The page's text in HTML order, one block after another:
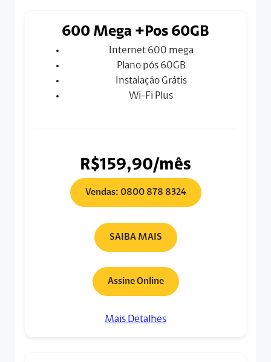
600 Mega +Pos 60GB
Internet 600 mega
Plano pós 60GB
Instalação Grátis
Wi-Fi Plus
R$159,90/mês
Vendas: 0800 878 8324
SAIBA MAIS
Assine Online
Mais Detalhes